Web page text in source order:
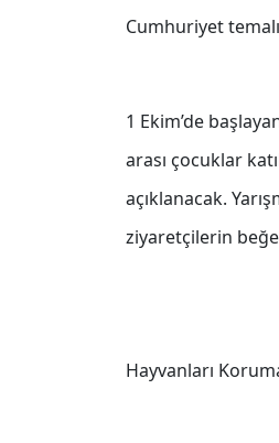
Cumhuriyet
1 Ekim’de
arası çocuklar
açıklanacak.
ziyaretçilerin
Hayvanları